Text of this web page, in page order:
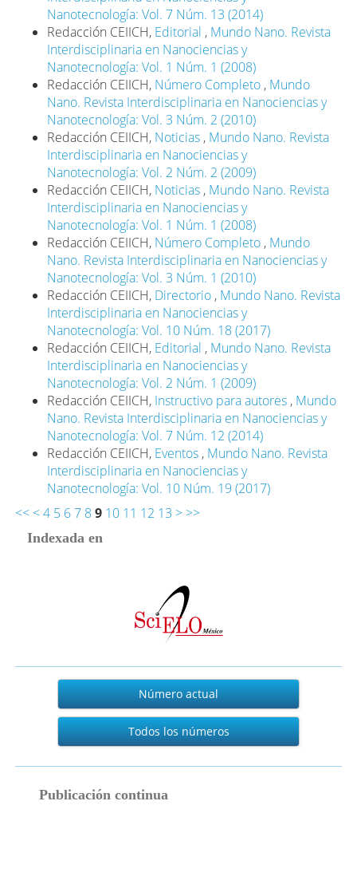
Nanotecnología: Vol. 7 Núm. 13 (2014)
Redacción CEIICH, Editorial , Mundo Nano. Revista
Interdisciplinaria en Nanociencias y
Nanotecnología: Vol. 1 Núm. 1 (2008)
Redacción CEIICH, Número Completo , Mundo
Nano. Revista Interdisciplinaria en Nanociencias y
Nanotecnología: Vol. 3 Núm. 2 (2010)
Redacción CEIICH, Noticias , Mundo Nano. Revista
Interdisciplinaria en Nanociencias y
Nanotecnología: Vol. 2 Núm. 2 (2009)
Redacción CEIICH, Noticias , Mundo Nano. Revista
Interdisciplinaria en Nanociencias y
Nanotecnología: Vol. 1 Núm. 1 (2008)
Redacción CEIICH, Número Completo , Mundo
Nano. Revista Interdisciplinaria en Nanociencias y
Nanotecnología: Vol. 3 Núm. 1 (2010)
Redacción CEIICH, Directorio , Mundo Nano. Revista
Interdisciplinaria en Nanociencias y
Nanotecnología: Vol. 10 Núm. 18 (2017)
Redacción CEIICH, Editorial , Mundo Nano. Revista
Interdisciplinaria en Nanociencias y
Nanotecnología: Vol. 2 Núm. 1 (2009)
Redacción CEIICH, Instructivo para autores , Mundo
Nano. Revista Interdisciplinaria en Nanociencias y
Nanotecnología: Vol. 7 Núm. 12 (2014)
Redacción CEIICH, Eventos , Mundo Nano. Revista
Interdisciplinaria en Nanociencias y
Nanotecnología: Vol. 10 Núm. 19 (2017)
<< < 4 5 6 7 8 9 10 11 12 13 > >>
Indexada en
Actual
Número actual
Todos los números
Publicación continua